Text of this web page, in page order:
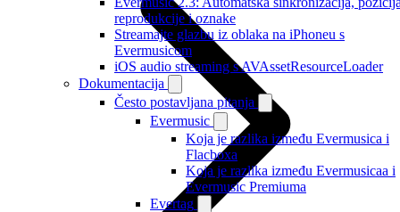
reprodukcije i oznake
Streamajte glazbu iz oblaka na iPhoneu s
Evermusicom
iOS audio streaming s AVAssetResourceLoader
Dokumentacija
Često postavljana pitanja
Evermusic
Koja je razlika između Evermusica i
Flacboxa
Koja je razlika između Evermusicaa i
Evermusic Premiuma
Evertag